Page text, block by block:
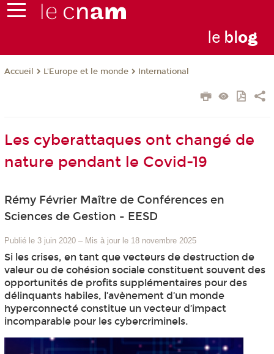
le blog
Accueil L'Europe et le monde International
Les cyberattaques ont changé de
nature pendant le Covid-19
Rémy Février Maître de Conférences en
Sciences de Gestion - EESD
Publié le 3 juin 2020 – Mis à jour le 18 novembre 2025
Si les crises, en tant que vecteurs de destruction de
valeur ou de cohésion sociale constituent souvent des
opportunités de profits supplémentaires pour des
délinquants habiles, l’avènement d’un monde
hyperconnecté constitue un vecteur d’impact
incomparable pour les cybercriminels.